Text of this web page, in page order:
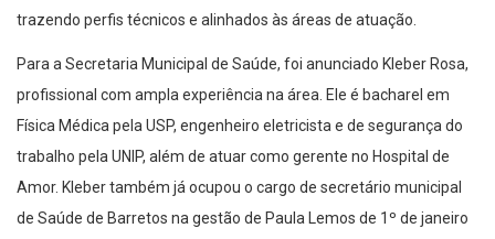
trazendo perfis técnicos e alinhados às áreas de atuação.
Para a Secretaria Municipal de Saúde, foi anunciado Kleber Rosa,
profissional com ampla experiência na área. Ele é bacharel em
Física Médica pela USP, engenheiro eletricista e de segurança do
trabalho pela UNIP, além de atuar como gerente no Hospital de
Amor. Kleber também já ocupou o cargo de secretário municipal
de Saúde de Barretos na gestão de Paula Lemos de 1º de janeiro